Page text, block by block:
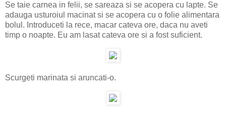
Se taie carnea in felii, se sareaza si se acopera cu lapte. Se
adauga usturoiul macinat si se acopera cu o folie alimentara
bolul. Introduceti la rece, macar cateva ore, daca nu aveti
timp o noapte. Eu am lasat cateva ore si a fost suficient.
Scurgeti marinata si aruncati-o.